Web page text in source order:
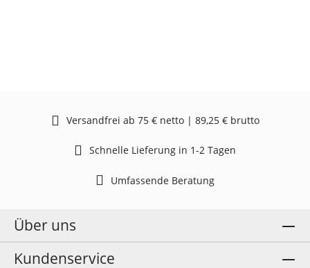
Versandfrei ab 75 € netto | 89,25 € brutto
Schnelle Lieferung in 1-2 Tagen
Umfassende Beratung
Über uns
Kundenservice